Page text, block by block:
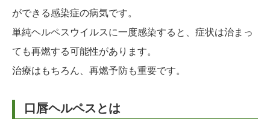
ができる感染症の病気です。
単純ヘルペスウイルスに一度感染すると、症状は治まっ
ても再燃する可能性があります。
治療はもちろん、再燃予防も重要です。
口唇ヘルペスとは